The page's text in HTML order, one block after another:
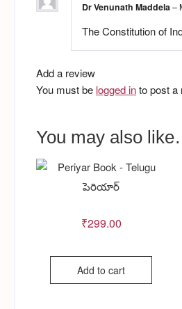
Dr Venunath Maddela–
The Constitution of
Add a review
You must be logged into post a
You may also
పెరియార్
₹299.00
Add to cart